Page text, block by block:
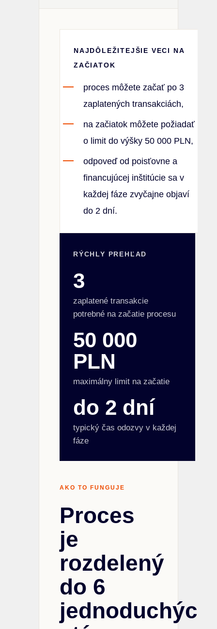
NAJDÔLEŽITEJŠIE VECI NA
ZAČIATOK
proces môžete začať po 3
zaplatených transakciách,
na začiatok môžete požiadať
o limit do výšky 50 000 PLN,
odpoveď od poisťovne a
financujúcej inštitúcie sa v
každej fáze zvyčajne objaví
do 2 dní.
RÝCHLY PREHĽAD
3
zaplatené transakcie
potrebné na začatie procesu
50 000
PLN
maximálny limit na začatie
do 2 dní
typický čas odozvy v každej
fáze
AKO TO FUNGUJE
Proces
je
rozdelený
do 6
jednoduchých